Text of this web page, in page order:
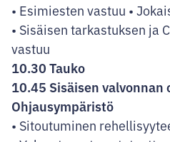
• Esimiesten vastuu •
• Sisäisen tarkastuksen ja
vastuu
10.30 Tauko
10.45 Sisäisen valvonnan
Ohjausympäristö
• Sitoutuminen